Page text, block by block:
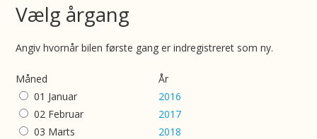
Vælg årgang
Angiv hvornår bilen første gang er indregistreret som ny.
Måned
01 Januar
02 Februar
03 Marts
År
2016
2017
2018